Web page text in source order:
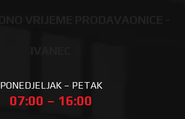
PONEDJELJAK – PETAK
07:00 – 16:00